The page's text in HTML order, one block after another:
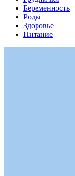
Беременность
Роды
Здоровье
Питание